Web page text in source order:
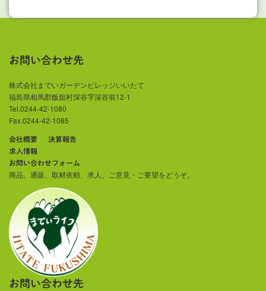
お問い合わせ先
株式会社までいガーデンビレッジいいたて
福島県相馬郡飯舘村深谷字深谷前12-1
Tel.0244-42-1080
Fax.0244-42-1085
会社概要
決算報告
求人情報
お問い合わせフォーム
商品、通販、取材依頼、求人、ご意見・ご要望をどうぞ。
お問い合わせ先